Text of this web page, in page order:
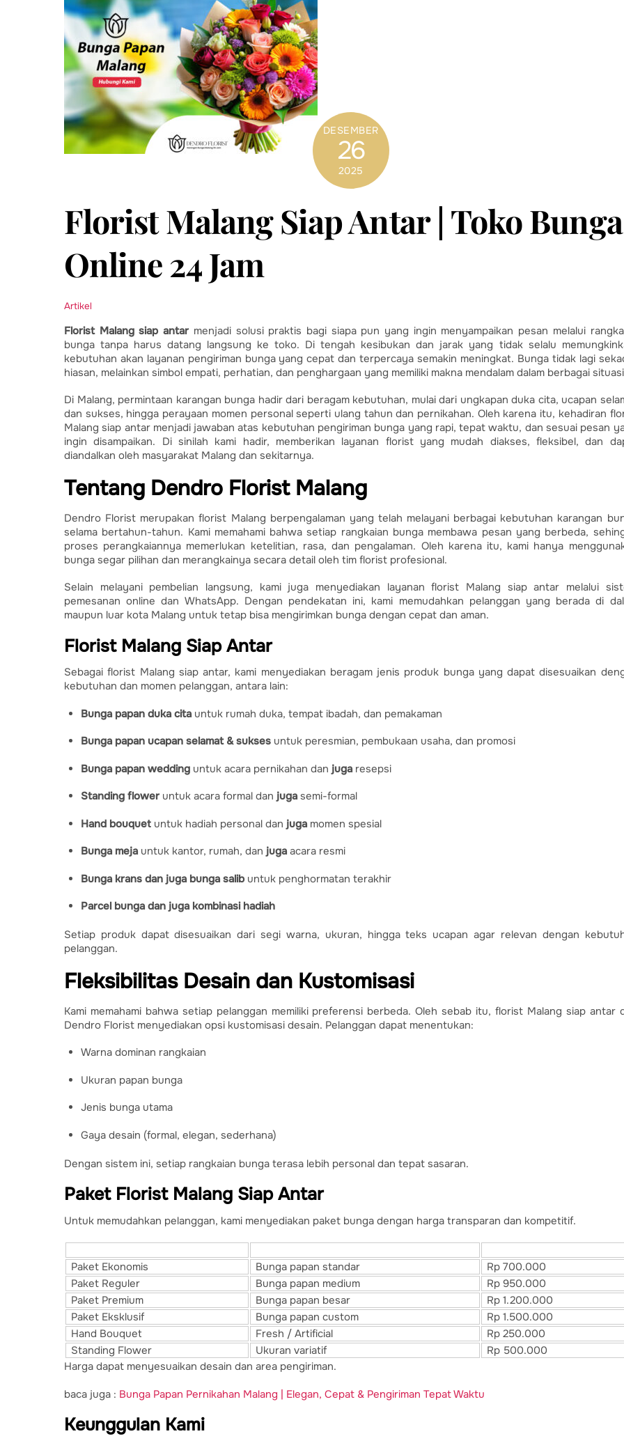
DESEMBER
26
2025
Florist Malang Siap Antar | Toko Bunga
Online 24 Jam
Artikel
Florist Malang siap antar menjadi solusi praktis bagi siapa pun yang ingin menyampaikan pesan melalui
bunga tanpa harus datang langsung ke toko. Di tengah kesibukan dan jarak yang tidak selalu
kebutuhan akan layanan pengiriman bunga yang cepat dan terpercaya semakin meningkat. Bunga tidak lagi
hiasan, melainkan simbol empati, perhatian, dan penghargaan yang memiliki makna mendalam dalam berbagai
Di Malang, permintaan karangan bunga hadir dari beragam kebutuhan, mulai dari ungkapan duka cita, ucapan
dan sukses, hingga perayaan momen personal seperti ulang tahun dan pernikahan. Oleh karena itu, kehadiran
Malang siap antar menjadi jawaban atas kebutuhan pengiriman bunga yang rapi, tepat waktu, dan sesuai pesan
ingin disampaikan. Di sinilah kami hadir, memberikan layanan florist yang mudah diakses, fleksibel, dan
diandalkan oleh masyarakat Malang dan sekitarnya.
Tentang Dendro Florist Malang
Dendro Florist merupakan florist Malang berpengalaman yang telah melayani berbagai kebutuhan karangan
selama bertahun-tahun. Kami memahami bahwa setiap rangkaian bunga membawa pesan yang berbeda,
proses perangkaiannya memerlukan ketelitian, rasa, dan pengalaman. Oleh karena itu, kami hanya
bunga segar pilihan dan merangkainya secara detail oleh tim florist profesional.
Selain melayani pembelian langsung, kami juga menyediakan layanan florist Malang siap antar melalui
pemesanan online dan WhatsApp. Dengan pendekatan ini, kami memudahkan pelanggan yang berada di
maupun luar kota Malang untuk tetap bisa mengirimkan bunga dengan cepat dan aman.
Florist Malang Siap Antar
Sebagai florist Malang siap antar, kami menyediakan beragam jenis produk bunga yang dapat disesuaikan
kebutuhan dan momen pelanggan, antara lain:
Bunga papan duka cita untuk rumah duka, tempat ibadah, dan pemakaman
Bunga papan ucapan selamat & sukses untuk peresmian, pembukaan usaha, dan promosi
Bunga papan wedding untuk acara pernikahan dan juga resepsi
Standing flower untuk acara formal dan juga semi-formal
Hand bouquet untuk hadiah personal dan juga momen spesial
Bunga meja untuk kantor, rumah, dan juga acara resmi
Bunga krans dan juga bunga salib untuk penghormatan terakhir
Parcel bunga dan juga kombinasi hadiah
Setiap produk dapat disesuaikan dari segi warna, ukuran, hingga teks ucapan agar relevan dengan
pelanggan.
Fleksibilitas Desain dan Kustomisasi
Kami memahami bahwa setiap pelanggan memiliki preferensi berbeda. Oleh sebab itu, florist Malang siap antar
Dendro Florist menyediakan opsi kustomisasi desain. Pelanggan dapat menentukan:
Warna dominan rangkaian
Ukuran papan bunga
Jenis bunga utama
Gaya desain (formal, elegan, sederhana)
Dengan sistem ini, setiap rangkaian bunga terasa lebih personal dan tepat sasaran.
Paket Florist Malang Siap Antar
Untuk memudahkan pelanggan, kami menyediakan paket bunga dengan harga transparan dan kompetitif.
Paket Ekonomis
Bunga papan standar
Rp 700.000
Paket Reguler
Bunga papan medium
Rp 950.000
Paket Premium
Bunga papan besar
Rp 1.200.000
Paket Eksklusif
Bunga papan custom
Rp 1.500.000
Hand Bouquet
Fresh / Artificial
Rp 250.000
Standing Flower
Ukuran variatif
Rp 500.000
Harga dapat menyesuaikan desain dan area pengiriman.
baca juga : Bunga Papan Pernikahan Malang | Elegan, Cepat & Pengiriman Tepat Waktu
Keunggulan Kami